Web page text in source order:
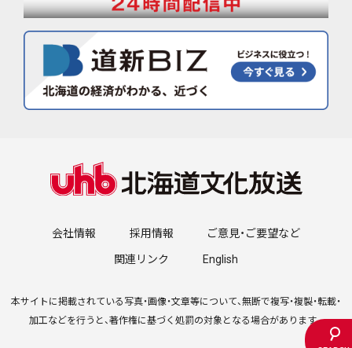
会社情報 採用情報 ご意見・ご要望など
関連リンク English
本サイトに掲載されている写真・画像・文章等について、無断で複写・複製・転載・
加工などを行うと、著作権に基づく処罰の対象となる場合があります。